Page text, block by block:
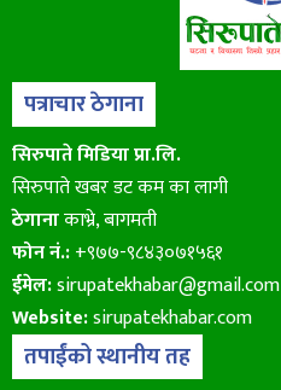
पत्राचार ठेगाना
सिरुपाते मिडिया प्रा.लि.
सिरुपाते खबर डट कम का लागी
ठेगानाकाभ्रे, बागमती
फोन नं.:+९७७-९८४३०७१५६१
ईमेल:sirupatekhabar@gmail.com
Website:sirupatekhabar.com
तपाईंको स्थानीय तह